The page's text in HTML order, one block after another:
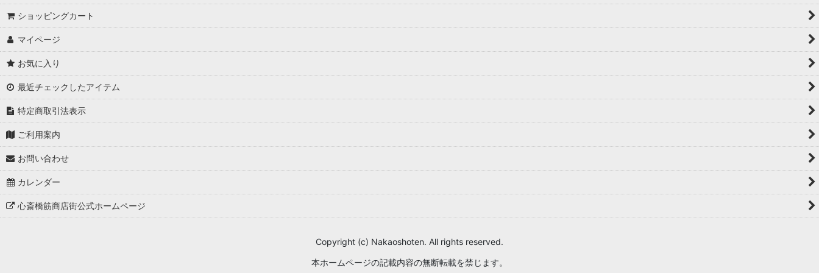
ショッピングカート
マイページ
お気に入り
最近チェックしたアイテム
特定商取引法表示
ご利用案内
お問い合わせ
カレンダー
心斎橋筋商店街公式ホームページ
Copyright (c) Nakaoshoten. All rights reserved.
本ホームページの記載内容の無断転載を禁じます。